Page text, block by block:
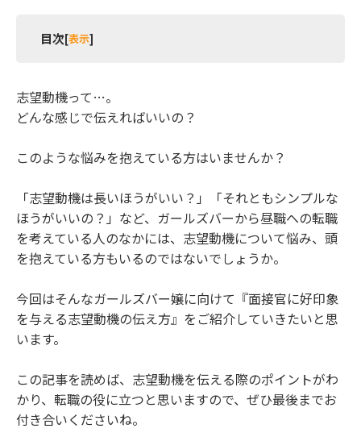
目次[表示]
てなに？
2 ガールズバー嬢の転職！面接官に好印象を与える
2.1 【ガールズバー嬢の転職！面接官に好印象を
2.2 【ガールズバー嬢の転職！面接官に好印象を
与える志望動機2】結論から言う
2.3 【ガールズバー嬢の転職！面接官に好印象を
与える志望動機3】簡潔に話す
与える志望動機4】語尾を曖昧にしない
2.5 【ガールズバー嬢の転職！面接官に好印象を
与える志望動機5】ロジカルに言う
2.6 【ガールズバー嬢の転職！面接官に好印象を
与える志望動機6】入社後のことまで伝える
2.7 【ガールズバー嬢の転職！面接官に好印象を
与える志望動機7】経験と結びつけて話す
3 ガールズバー嬢の転職！面接官に悪い印象を与え
志望動機って…。
どんな感じで伝えればいいの？
このような悩みを抱えている方はいませんか？
「志望動機は長いほうがいい？」「それともシンプルな
ほうがいいの？」など、ガールズバーから昼職への転職
を考えている人のなかには、志望動機について悩み、頭
を抱えている方もいるのではないでしょうか。
今回はそんなガールズバー嬢に向けて『面接官に好印象
を与える志望動機の伝え方』をご紹介していきたいと思
います。
この記事を読めば、志望動機を伝える際のポイントがわ
かり、転職の役に立つと思いますので、ぜひ最後までお
付き合いくださいね。